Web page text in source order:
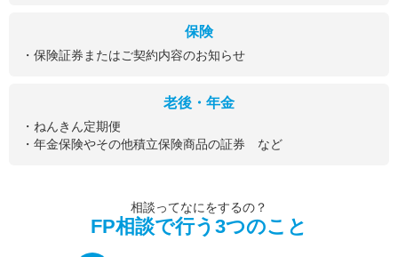
保険
・保険証券またはご契約内容のお知らせ
老後・年金
・ねんきん定期便
・年金保険やその他積立保険商品の証券 など
相談ってなにをするの？
FP相談で行う3つのこと